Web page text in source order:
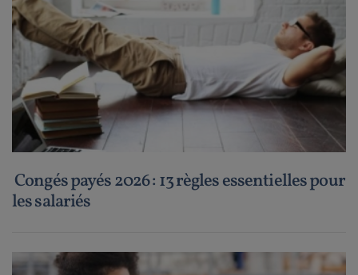
Congés payés 2026 : 13 règles essentielles pour
les salariés